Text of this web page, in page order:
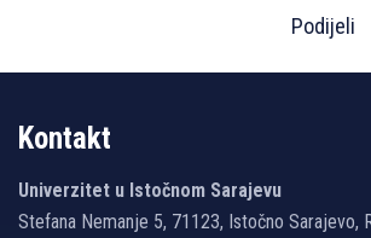
Podijeli
Kontakt
Univerzitet u Istočnom Sarajevu
Stefana Nemanje 5, 71123, Istočno Sarajevo,